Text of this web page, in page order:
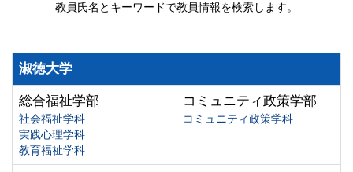
教員氏名とキーワードで教員情報を検索します。
淑徳大学
総合福祉学部
社会福祉学科
実践心理学科
教育福祉学科
コミュニティ政策学部
コミュニティ政策学科